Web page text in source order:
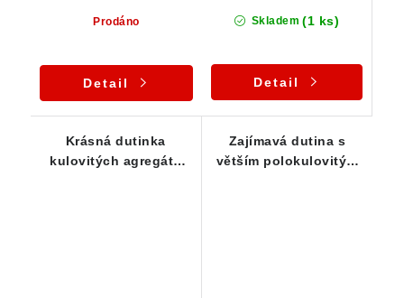
Prodáno
Detail
Skladem (1 ks)
Detail
Krásná dutinka
kulovitých agregátů
Zajímavá dutina s
větším polokulovitým